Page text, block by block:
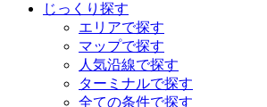
じっくり探す
エリアで探す
マップで探す
人気沿線で探す
ターミナルで探す
全ての条件で探す